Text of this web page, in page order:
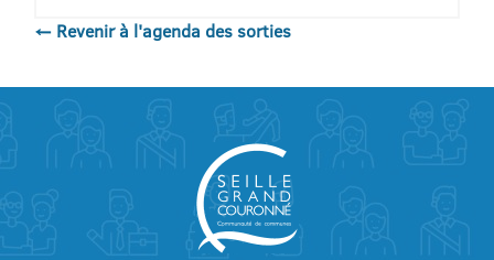
← Revenir à l'agenda des sorties